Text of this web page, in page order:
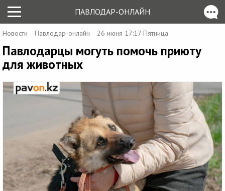
ПАВЛОДАР-ОНЛАЙН
Новости Павлодар-онлайн 26 июня 17:17 Пятница
Павлодарцы могуть помочь приюту
для животных